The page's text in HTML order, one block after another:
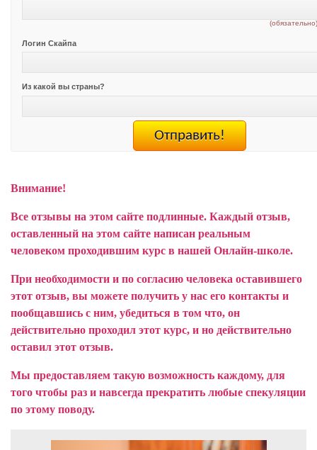
Логин Скайпа
Из какой вы страны?
Внимание!
Все отзывы на этом сайте подлинные. Каждый отзыв,
оставленный на этом сайте написан реальным
человеком проходившим курс в нашей Онлайн-школе.
При необходимости и по согласию человека оставившего
этот отзыв, вы можете получить у нас его контакты и
пообщавшись с ним, убедиться в том что, он
действительно проходил этот курс, и но действительно
оставил этот отзыв.
Мы предоставляем такую возможность каждому, для
того чтобы раз и навсегда прекратить любые спекуляции
по этому поводу.